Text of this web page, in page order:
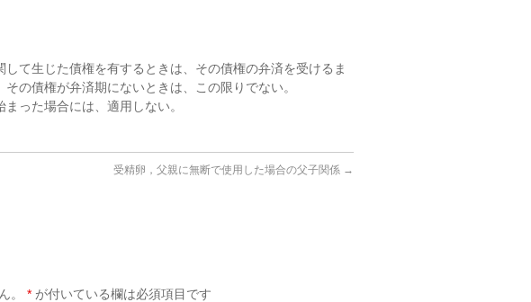
て生じた債権を有するときは、その債権の弁済を受けるま
の債権が弁済期にないときは、この限りでない。
った場合には、適用しない。
受精卵，父親に無断で使用した場合の父子関係 →
。 * が付いている欄は必須項目です